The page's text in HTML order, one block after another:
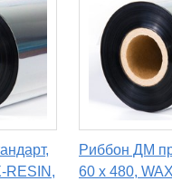
RESIN,
Риббон ДМ
60 х 480,